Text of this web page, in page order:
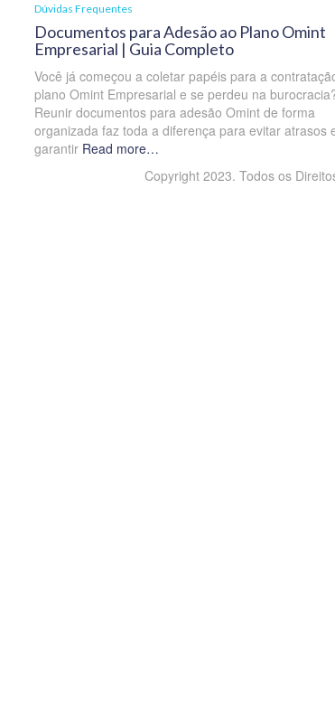
Dúvidas Frequentes
Documentos para Adesão ao Plano Omint
Empresarial | Guia Completo
Você já começou a coletar papéis para a
plano Omint Empresarial e se perdeu na
Reunir documentos para adesão Omint de forma
organizada faz toda a diferença para evitar atrasos
garantir Read more…
Copyright 2023. Todos os